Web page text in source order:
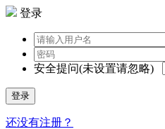
登录
安全提问(未设置请忽略)
登录
还没有注册？